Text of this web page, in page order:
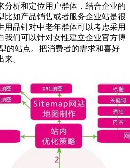
分析和定位用户群体，结合企业的
比如产品销售或者服务企业站是很
用品针对中老年群体可以考虑采用
我们可以针对女性建立企业官方博
的站点。把消费者的需求和喜好
。